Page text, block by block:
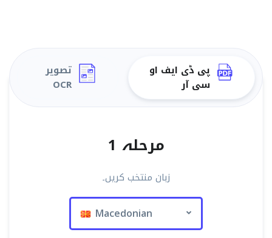
تصویر
OCR
پی ڈی ایف او
سی آر
مرحلہ 1
زبان منتخب کریں۔
Macedonian